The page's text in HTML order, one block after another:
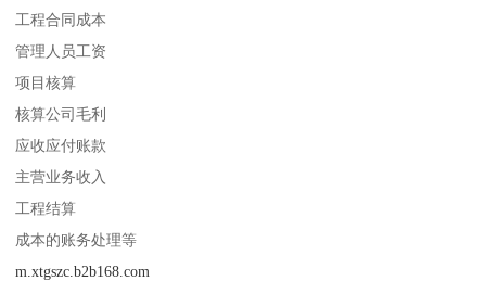
工程合同成本
管理人员工资
项目核算
核算公司毛利
应收应付账款
主营业务收入
工程结算
成本的账务处理等
m.xtgszc.b2b168.com